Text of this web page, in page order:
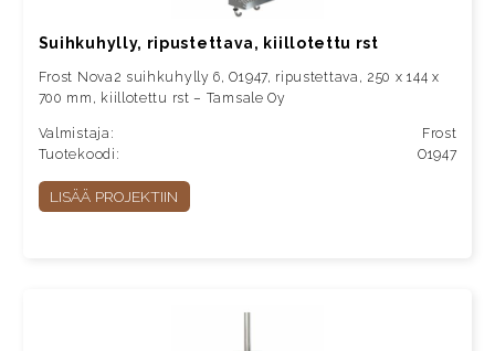
Suihkuhylly, ripustettava, kiillotettu rst
Frost Nova2 suihkuhylly 6, O1947, ripustettava, 250 x 144 x
700 mm, kiillotettu rst – Tamsale Oy
Valmistaja:
Frost
Tuotekoodi:
O1947
LISÄÄ PROJEKTIIN